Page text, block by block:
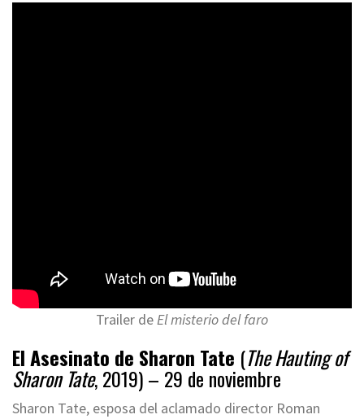
Trailer deEl misterio del faro
El Asesinato de Sharon Tate (The Hauting of
Sharon Tate, 2019) – 29 de noviembre
Sharon Tate, esposa del aclamado director Roman